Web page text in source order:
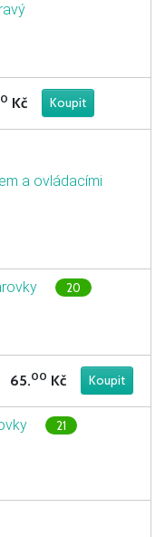
Kč
a ovládacími
20
65.00 Kč
21